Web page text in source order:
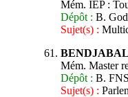
Mém. IEP :
Dépôt : B.
Sujet(s) :
Mém. Master
Dépôt : B.
Sujet(s) :